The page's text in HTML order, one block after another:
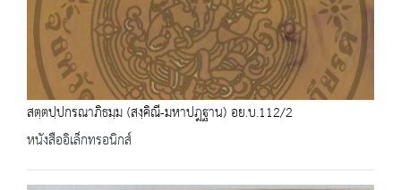
สตฺตปฺปกรณาภิธมฺม (สงฺคิณี-มหาปฎฐาน) อย.บ.112/2
หนังสืออิเล็กทรอนิกส์